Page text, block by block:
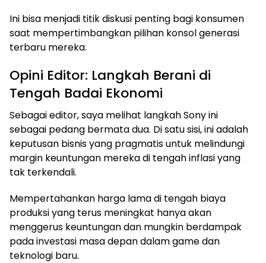
Ini bisa menjadi titik diskusi penting bagi konsumen
saat mempertimbangkan pilihan konsol generasi
terbaru mereka.
Opini Editor: Langkah Berani di
Tengah Badai Ekonomi
Sebagai editor, saya melihat langkah Sony ini
sebagai pedang bermata dua. Di satu sisi, ini adalah
keputusan bisnis yang pragmatis untuk melindungi
margin keuntungan mereka di tengah inflasi yang
tak terkendali.
Mempertahankan harga lama di tengah biaya
produksi yang terus meningkat hanya akan
menggerus keuntungan dan mungkin berdampak
pada investasi masa depan dalam game dan
teknologi baru.